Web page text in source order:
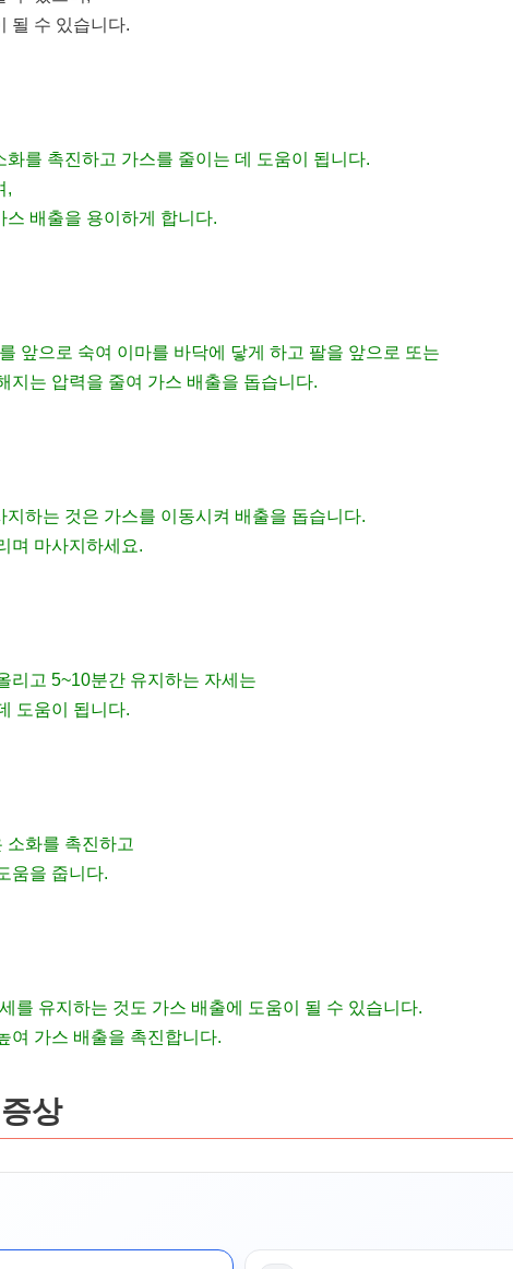
될 수 있습니다.
를 촉진하고 가스를 줄이는 데 도움이 됩니다.
,
배출을 용이하게 합니다.
앞으로 숙여 이마를 바닥에 닿게 하고 팔을 앞으로 또는
지는 압력을 줄여 가스 배출을 돕습니다.
하는 것은 가스를 이동시켜 배출을 돕습니다.
며 마사지하세요.
리고 5~10분간 유지하는 자세는
도움이 됩니다.
소화를 촉진하고
움을 줍니다.
를 유지하는 것도 가스 배출에 도움이 될 수 있습니다.
여 가스 배출을 촉진합니다.
상